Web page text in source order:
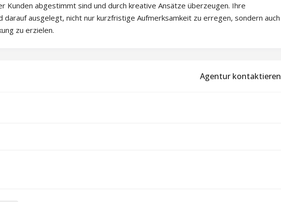
Kunden abgestimmt sind und durch kreative Ansätze überzeugen. Ihre
darauf ausgelegt, nicht nur kurzfristige Aufmerksamkeit zu erregen, sondern auch
zu erzielen.
Agentur kontaktieren